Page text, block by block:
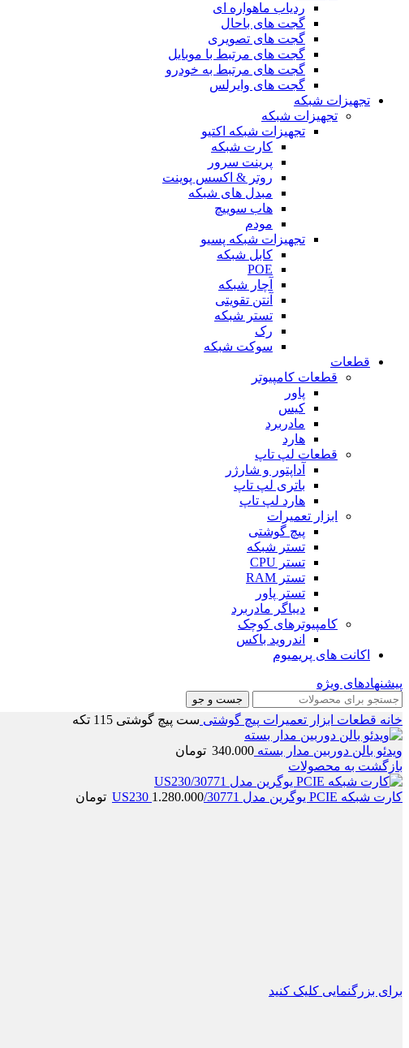
ردیاب ماهواره ای
گجت های باحال
گجت های تصویری
گجت های مرتبط با موبایل
گجت های مرتبط به خودرو
گجت های وایرلس
تجهیزات شبکه
تجهیزات شبکه
تجهیزات شبکه اکتیو
کارت شبکه
پرینت سرور
روتر & اکسس پوینت
مبدل های شبکه
هاب سوییچ
مودم
تجهیزات شبکه پسیو
کابل شبکه
POE
آچار شبکه
آنتن تقویتی
تستر شبکه
رک
سوکت شبکه
قطعات
قطعات کامپیوتر
پاور
کیس
مادربرد
هارد
قطعات لپ تاپ
آداپتور و شارژر
باتری لپ تاپ
هارد لپ تاپ
ابزار تعمیرات
پیچ گوشتی
تستر شبکه
تستر CPU
تستر RAM
تستر پاور
دیباگر مادربرد
کامپیوترهای کوچک
اندروید باکس
اکانت های پریمیوم
پیشنهادهای ویژه
جست و جو
خانه قطعات ابزار تعمیرات پیچ گوشتی ست پیچ گوشتی 115 تکه
ویدئو بالن دوربین مدار بسته 340.000 تومان
بازگشت به محصولات
کارت شبکه PCIE یوگرین مدل 30771/US230 1.280.000 تومان
برای بزرگنمایی کلیک کنید